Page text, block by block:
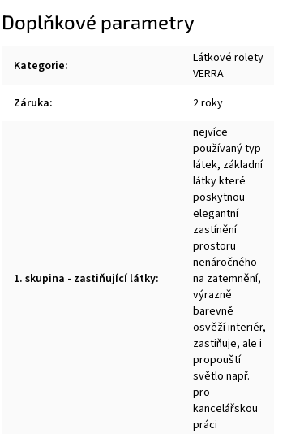
Doplňkové parametry
Kategorie:
Látkové rolety
VERRA
Záruka: 2 roky
1. skupina - zastiňující látky:
nejvíce
používaný typ
látek, základní
látky které
poskytnou
elegantní
zastínění
prostoru
nenáročného
na zatemnění,
výrazně
barevně
osvěží interiér,
zastiňuje, ale i
propouští
světlo např.
pro
kancelářskou
práci